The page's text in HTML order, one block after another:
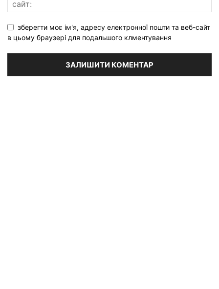
зберегти моє ім'я, адресу електронної пошти та веб-сайт
в цьому браузері для подальшого клментування